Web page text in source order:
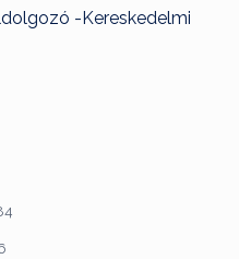
-Kereskedelmi